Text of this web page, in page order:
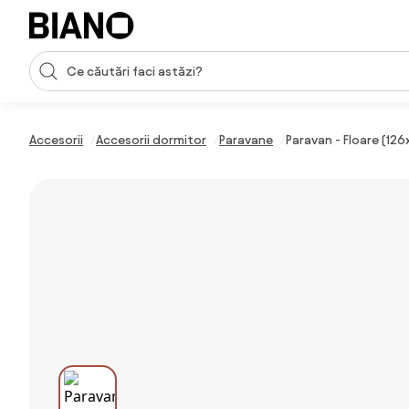
Sari peste navigare, accesează conținutul
Introducerea căutării
Accesorii Accesorii dormitor Paravane Paravan - Floare